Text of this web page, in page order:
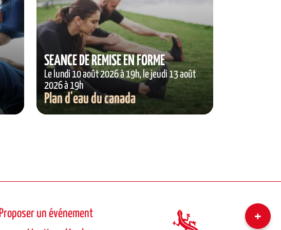
SÉANCE DE REMISE EN FORME
Le lundi 10 août 2026 à 19h, le jeudi 13 août
2026 à 19h
Plan d'eau du canada
Proposer un événement